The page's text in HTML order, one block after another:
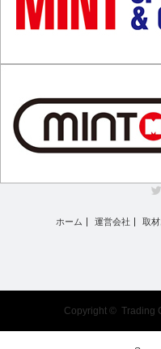
ホーム 運営会社 取
Copyright © Trading